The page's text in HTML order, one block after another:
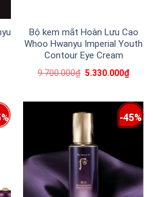
Bộ kem mắt Hoàn Lưu Cao
Whoo Hwanyu Imperial Youth
Contour Eye Cream
9.700.000₫ 5.330.000₫
-45%